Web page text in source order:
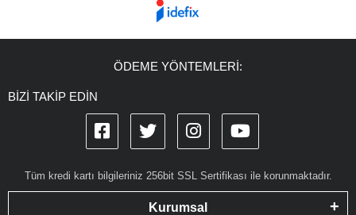
ÖDEME YÖNTEMLERİ:
BİZİ TAKİP EDİN
Tüm kredi kartı bilgileriniz 256bit SSL Sertifikası ile korunmaktadır.
Kurumsal